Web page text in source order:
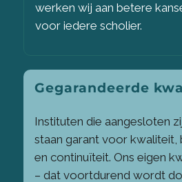
werken wij aan betere
voor iedere scholier.
Gegarandeerde
Instituten die aangesloten
staan garant voor kwaliteit,
en continuïteit. Ons eigen
– dat voortdurend wordt